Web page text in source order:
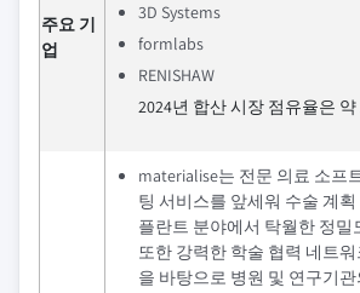
주요 기
업
3D Systems
formlabs
RENISHAW
2024년 합산 시장 점유율은 약
materialise는 전문 의료 소프
팅 서비스를 앞세워 수술 계
플란트 분야에서 탁월한 정밀
또한 강력한 학술 협력 네트
을 바탕으로 병원 및 연구기